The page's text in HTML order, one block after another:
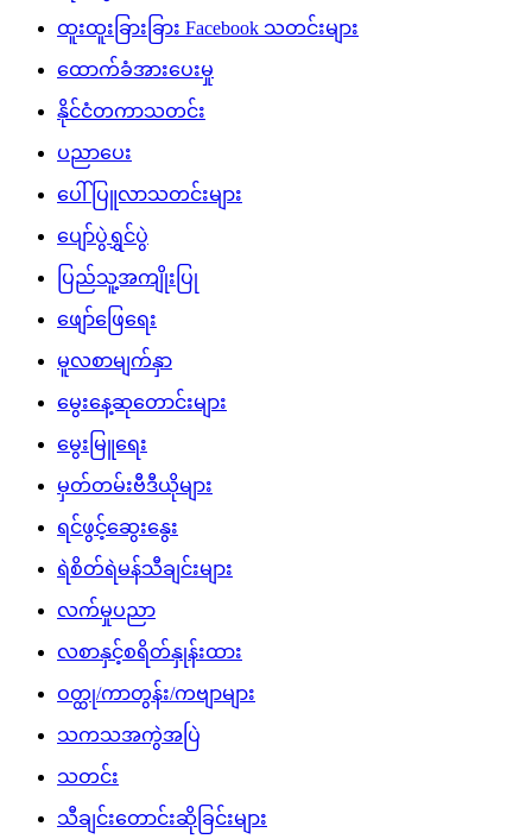
ထူးထူးခြားခြား Facebook သတင်းများ
ထောက်ခံအားပေးမှု
နိုင်ငံတကာသတင်း
ပညာပေး
ပေါ်ပြူလာသတင်းများ
ပျော်ပွဲရွှင်ပွဲ
ပြည်သူ့အကျိုးပြု
ဖျော်ဖြေရေး
မူလစာမျက်နှာ
မွေးနေ့ဆုတောင်းများ
မွေးမြူရေး
မှတ်တမ်းဗီဒီယိုများ
ရင်ဖွင့်ဆွေးနွေး
ရဲစိတ်ရဲမန်သီချင်းများ
လက်မှုပညာ
လစာနှင့်စရိတ်နှုန်းထား
ဝတ္ထု/ကာတွန်း/ကဗျာများ
သကသအကွဲအပြဲ
သတင်း
သီချင်းတောင်းဆိုခြင်းများ